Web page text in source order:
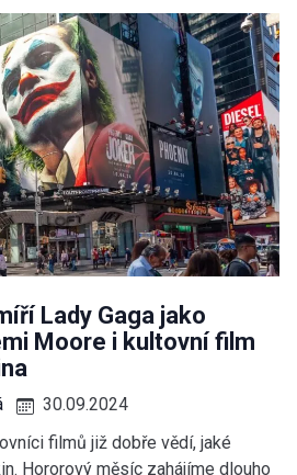
Lady Gaga jako
Moore i kultovní film
30.09.2024
filmů již dobře vědí, jaké
Hororový měsíc zahájíme dlouho